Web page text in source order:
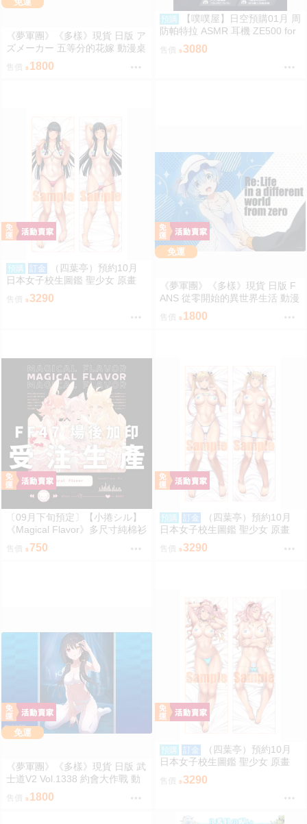
《夢軍團》《多樣》現貨 日版 ア
ズメーカー 五等分的花嫁 動漫桌
墊 卡墊 中野一花
售價 1800
預購
【噗噗屋】日空預購01月 周
防帕特拉 ASMR 耳機 ZE500 for
ASMR CyberPatra
3080
預購 訂金
（四葉亭）預約10月
日本女子校生圖鑑 聖少女 原畫
早乙女つぐみ 日曬ver 抱枕套 08
售價 3290
免運
《夢軍團》《多樣》現貨 日版 F
ANS 從零開始的異世界生活 動漫
桌墊 卡墊 雷姆
1800
〔09月下旬預定〕【小捲シル】
《Magical Flavor》多尺寸純棉衫
⬢黑市兔－星球蛋糕捲☆ (parod
y: maimai マイマイ) FF47
售價 750
預購 訂金
（四葉亭）預約10月
日本女子校生圖鑑 聖少女 原畫
嵯峨野えみる 日曬ver 抱枕套 08
售價 3290
免運
《夢軍團》《多樣》現貨 日版 武
士道V2 Vol.1338 約會大作戰 動
漫桌墊 卡墊 時崎狂三
售價 1800
預購 訂金
（四葉亭）預約10月
日本女子校生圖鑑 聖少女 原畫
壬生川ほのか 日曬ver 抱枕套 08
3290